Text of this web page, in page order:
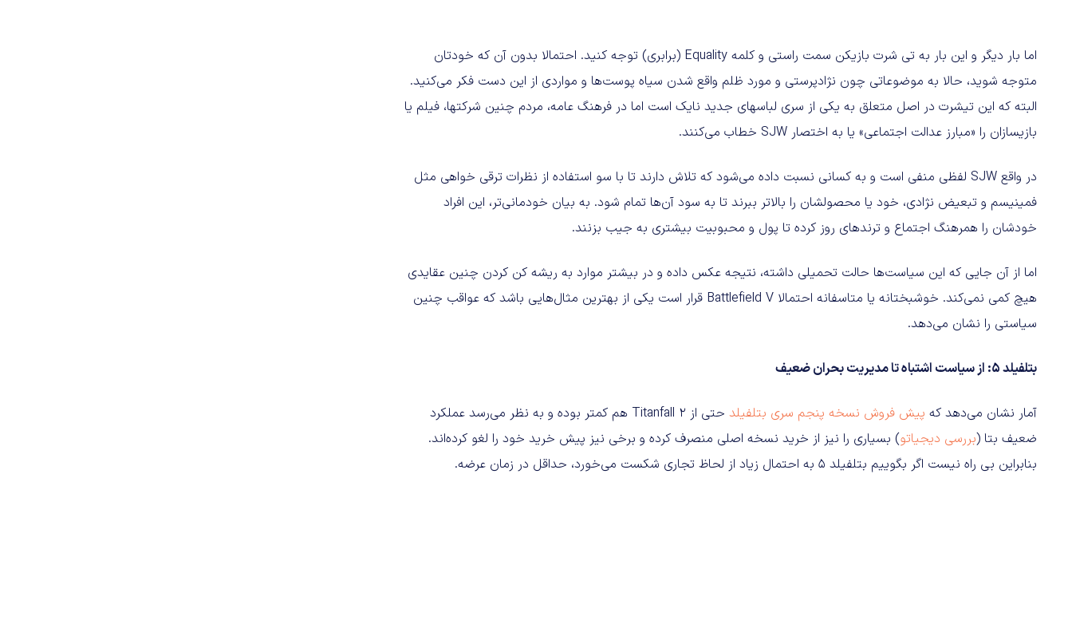
اما بار دیگر و این بار به تی شرت بازیکن سمت راستی و کلمه Equality (برابری) توجه کنید. احتمالا بدون آن که خودتان
متوجه شوید، حالا به موضوعاتی چون نژادپرستی و مورد ظلم واقع شدن سیاه پوست‌ها و مواردی از این دست فکر می‌کنید.
البته که این تی‎شرت در اصل متعلق به یکی از سری لباس‎های جدید نایک است اما در فرهنگ عامه، مردم چنین شرکت‎ها، فیلم یا
بازی‎سازان را «مبارز عدالت اجتماعی» یا به اختصار SJW خطاب می‌کنند.
در واقع SJW لفظی منفی است و به کسانی نسبت داده می‌شود که تلاش دارند تا با سو استفاده از نظرات ترقی خواهی مثل
فمینیسم و تبعیض نژادی، خود یا محصولشان را بالاتر ببرند تا به سود آن‌ها تمام شود. به بیان خودمانی‌تر، این افراد
خودشان را همرهنگ اجتماع و ترندهای روز کرده تا پول و محبوبیت بیشتری به جیب بزنند.
اما از آن جایی که این سیاست‌ها حالت تحمیلی داشته، نتیجه عکس داده و در بیشتر موارد به ریشه کن کردن چنین عقایدی
هیچ کمی نمی‌کند. خوشبختانه یا متاسفانه احتمالا Battlefield V قرار است یکی از بهترین مثال‌هایی باشد که عواقب چنین
سیاستی را نشان می‌دهد.
بتلفیلد 5: از سیاست اشتباه تا مدیریت بحران ضعیف
آمار نشان می‌دهد که پیش فروش نسخه پنجم سری بتلفیلد
حتی از Titanfall 2 هم کمتر بوده و به نظر می‌رسد عملکرد
ضعیف بتا (بررسی دیجیاتو) بسیاری را نیز از خرید نسخه اصلی منصرف کرده و برخی نیز پیش خرید خود را لغو کرده‌اند.
بنابراین بی راه نیست اگر بگوییم بتلفیلد 5 به احتمال زیاد از لحاظ تجاری شکست می‌خورد، حداقل در زمان عرضه.